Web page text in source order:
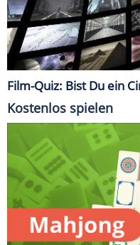
Film-Quiz: Bist Du ein
Kostenlos spielen